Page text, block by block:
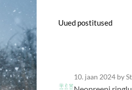
Uued postitused
10. jaan 2024 by